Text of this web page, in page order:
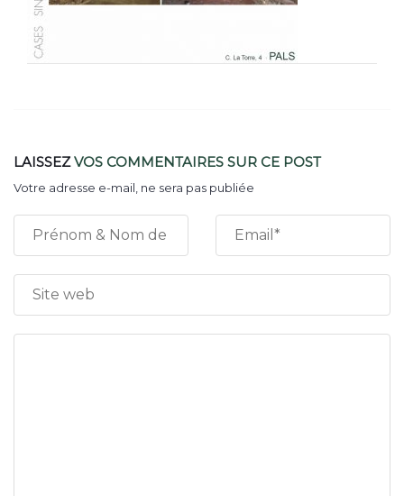
LAISSEZVOS COMMENTAIRES SUR CE POST
Votre adresse e-mail, ne sera pas publiée